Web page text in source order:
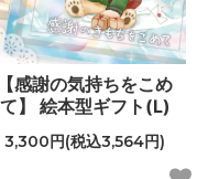
【感謝の気持ちをこめ
て】 絵本型ギフト(L)
3,300円(税込3,564円)